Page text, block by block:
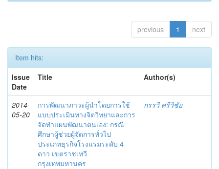
previous 1 next
Item hits:
Issue
Date
Title Author(s)
2014-
05-20
การพัฒนาภาวะผู้นำโดยการใช้
แบบประเมินทางจิตวิทยาและการ
จัดทำแผนพัฒนาตนเอง: กรณี
ศึกษาผู้ช่วยผู้จัดการทั่วไป
ประเภทธุรกิจโรงแรมระดับ 4
ดาว เขตราชเทวี
กรุงเทพมหานคร
กรรวี ศรีวิชัย